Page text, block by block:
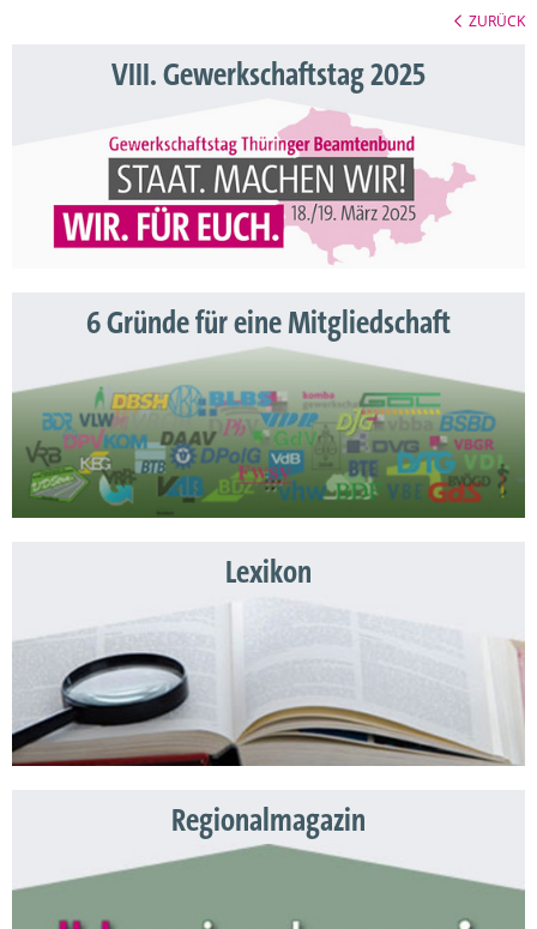
ZURÜCK
VIII. Gewerkschaftstag 2025
6 Gründe für eine Mitgliedschaft
Lexikon
Regionalmagazin